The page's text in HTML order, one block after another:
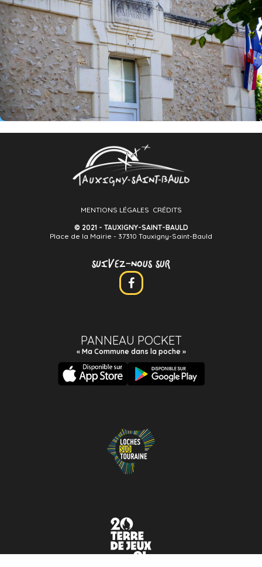
MENTIONS LÉGALES CRÉDITS
© 2021 - TAUXIGNY-SAINT-BAULD
Place de la Mairie - 37310 Tauxigny-Saint-Bauld
SUIVEZ-NOUS SUR
PANNEAU POCKET
« Ma Commune dans la poche »